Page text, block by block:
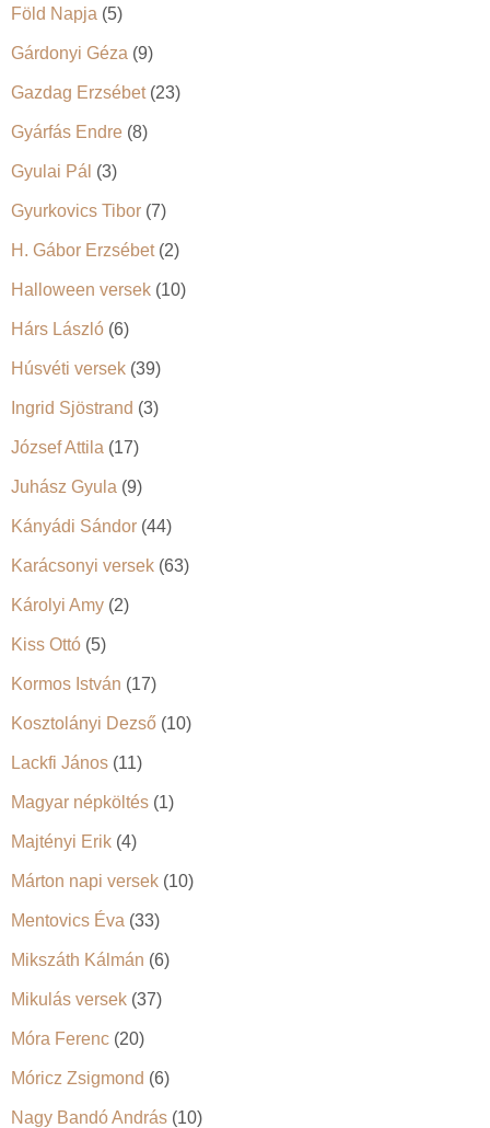
Föld Napja (5)
Gárdonyi Géza (9)
Gazdag Erzsébet(23)
Gyárfás Endre (8)
Gyulai Pál (3)
Gyurkovics Tibor (7)
H. Gábor Erzsébet(2)
Halloween versek (10)
Hárs László (6)
Húsvéti versek (39)
Ingrid Sjöstrand (3)
József Attila (17)
Juhász Gyula (9)
Kányádi Sándor (44)
Karácsonyi versek (63)
Károlyi Amy (2)
Kiss Ottó (5)
Kormos István (17)
Kosztolányi Dezső (10)
Lackfi János (11)
Magyar népköltés (1)
Majtényi Erik (4)
Márton napi versek (10)
Mentovics Éva (33)
Mikszáth Kálmán (6)
Mikulás versek (37)
Móra Ferenc (20)
Móricz Zsigmond (6)
Nagy Bandó András (10)